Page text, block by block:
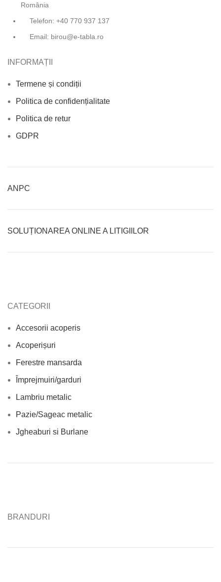
România
Telefon: +40 770 937 137
Email: birou@e-tabla.ro
INFORMAȚII
Termene și condiții
Politica de confidențialitate
Politica de retur
GDPR
ANPC
SOLUȚIONAREA ONLINE A LITIGIILOR
CATEGORII
Accesorii acoperis
Acoperișuri
Ferestre mansarda
Împrejmuiri/garduri
Lambriu metalic
Pazie/Sageac metalic
Jgheaburi si Burlane
BRANDURI